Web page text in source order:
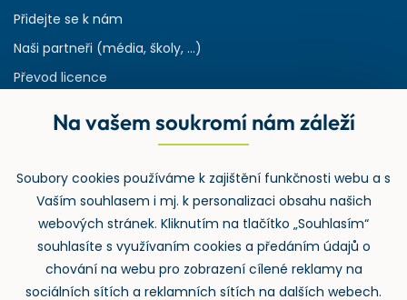
Přidejte se k nám
Naši partneři (média, školy, ...)
Převod licence
Rejstřík používaných zkratek v odpadech
Zpětný odběr
Na vašem soukromí nám záleží
Soubory cookies používáme k zajištění funkčnosti webu a s
Vaším souhlasem i mj. k personalizaci obsahu našich
webových stránek. Kliknutím na tlačítko „Souhlasím“
souhlasíte s využívaním cookies a předáním údajů o
chování na webu pro zobrazení cílené reklamy na
sociálních sítích a reklamních sítích na dalších webech.